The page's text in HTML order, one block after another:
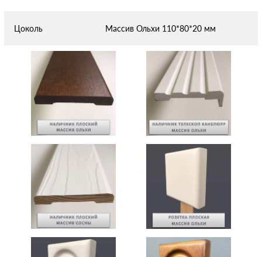
Цоколь Массив Ольхи 110*80*20 мм